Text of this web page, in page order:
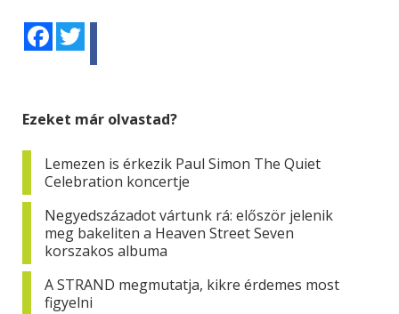
Facebook
Ezeket már olvastad?
Lemezen is érkezik Paul Simon The Quiet
Celebration koncertje
Negyedszázadot vártunk rá: először jelenik
meg bakeliten a Heaven Street Seven
korszakos albuma
A STRAND megmutatja, kikre érdemes most
figyelni